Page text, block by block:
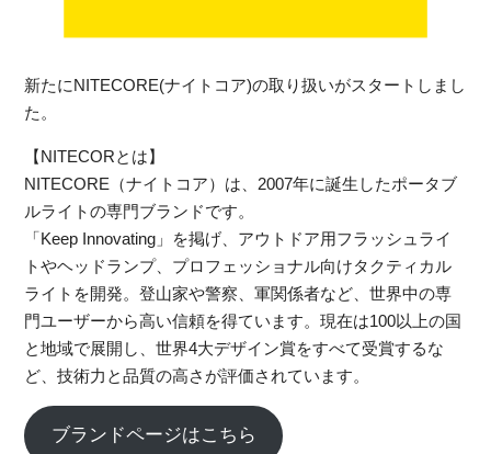
新たにNITECORE(ナイトコア)の取り扱いがスタートしまし
た。
【NITECORとは】
NITECORE（ナイトコア）は、2007年に誕生したポータブ
ルライトの専門ブランドです。
「Keep Innovating」を掲げ、アウトドア用フラッシュライ
トやヘッドランプ、プロフェッショナル向けタクティカル
ライトを開発。登山家や警察、軍関係者など、世界中の専
門ユーザーから高い信頼を得ています。現在は100以上の国
と地域で展開し、世界4大デザイン賞をすべて受賞するな
ど、技術力と品質の高さが評価されています。
ブランドページはこちら